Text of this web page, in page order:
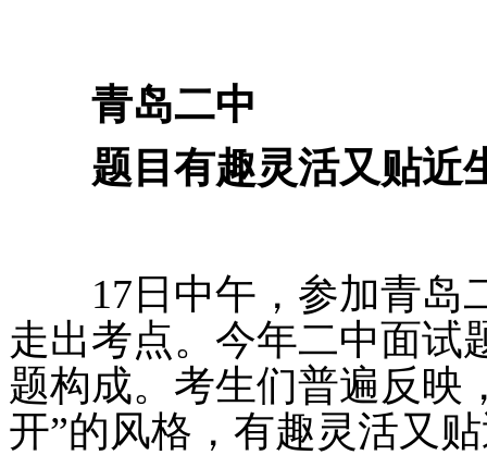
青岛二中
题目有趣灵活又贴近
17日中午，参加青岛
走出考点。今年二中面试
题构成。考生们普遍反映
开”的风格，有趣灵活又